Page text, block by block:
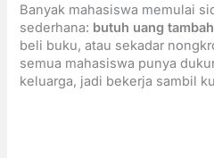
Banyak mahasiswa memulai
sederhana: butuh uang
beli buku, atau sekadar
semua mahasiswa punya
keluarga, jadi bekerja sambil